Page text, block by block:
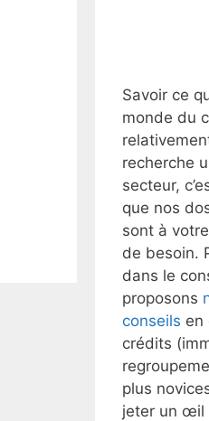
Savoir ce
monde du
recherche
secteur,
que nos
sont à
de besoin.
dans le
proposons
conseils en
crédits
plus
jeter un œil